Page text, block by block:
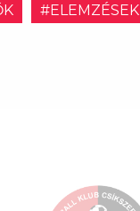
#ELEMZÉSEK